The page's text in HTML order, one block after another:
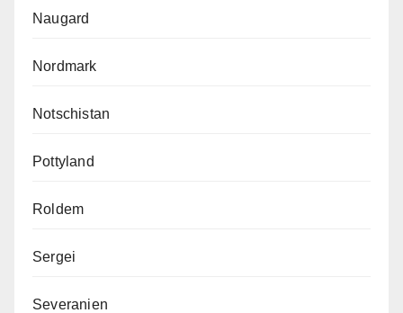
Naugard
Nordmark
Notschistan
Pottyland
Roldem
Sergei
Severanien